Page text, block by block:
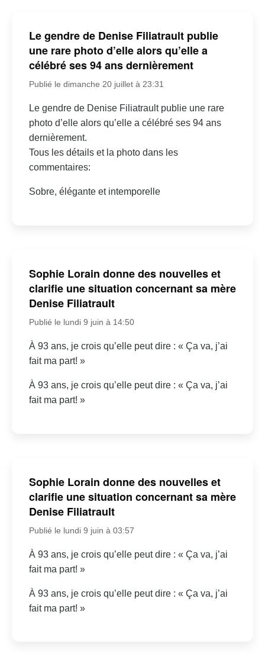
Le gendre de Denise Filiatrault publie
une rare photo d’elle alors qu’elle a
célébré ses 94 ans dernièrement
Publié le dimanche 20 juillet à 23:31
Le gendre de Denise Filiatrault publie une rare
photo d’elle alors qu’elle a célébré ses 94 ans
dernièrement.
Tous les détails et la photo dans les
commentaires:
Sobre, élégante et intemporelle
Sophie Lorain donne des nouvelles et
clarifie une situation concernant sa mère
Denise Filiatrault
Publié le lundi 9 juin à 14:50
À 93 ans, je crois qu’elle peut dire : « Ça va, j’ai
fait ma part! »
À 93 ans, je crois qu’elle peut dire : « Ça va, j’ai
fait ma part! »
Sophie Lorain donne des nouvelles et
clarifie une situation concernant sa mère
Denise Filiatrault
Publié le lundi 9 juin à 03:57
À 93 ans, je crois qu’elle peut dire : « Ça va, j’ai
fait ma part! »
À 93 ans, je crois qu’elle peut dire : « Ça va, j’ai
fait ma part! »